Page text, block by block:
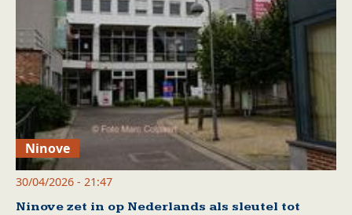
Ninove
30/04/2026 - 21:47
Ninove zet in op Nederlands als sleutel tot